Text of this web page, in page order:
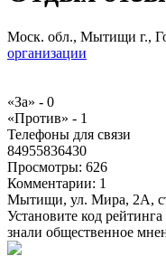
Моск. обл., Мытищи г.,
организации
«За» - 0
«Против» - 1
Телефоны для связи
84955836430
Просмотры: 626
Комментарии: 1
Мытищи, ул. Мира, 2А,
Установите код
знали общественное